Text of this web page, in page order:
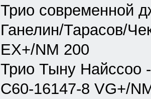
Трио современной
Ганелин/Тарасов/
EX+/NM 200
Трио Тыну Найссоо
С60-16147-8 VG+/